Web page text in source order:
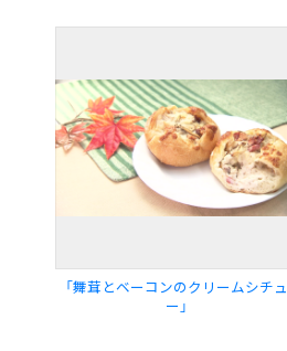
「舞茸とベーコンのクリームシチュ
ー」